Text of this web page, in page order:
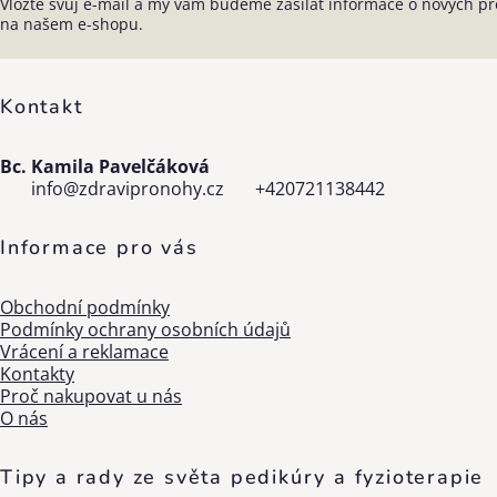
Zápatí
Kontakt
Bc. Kamila Pavelčáková
info@zdravipronohy.cz +420721138442
Informace pro vás
Obchodní podmínky
Podmínky ochrany osobních údajů
Vrácení a reklamace
Kontakty
Proč nakupovat u nás
O nás
Tipy a rady ze světa pedikúry a fyzioterapie
na našem e-shopu.